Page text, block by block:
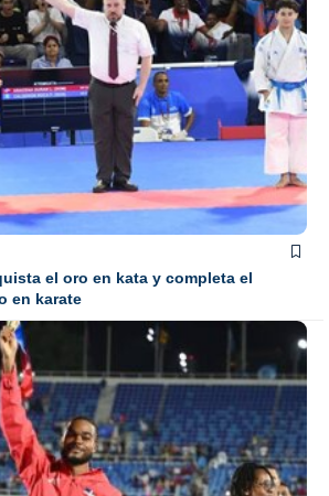
el oro en kata y completa el
en karate